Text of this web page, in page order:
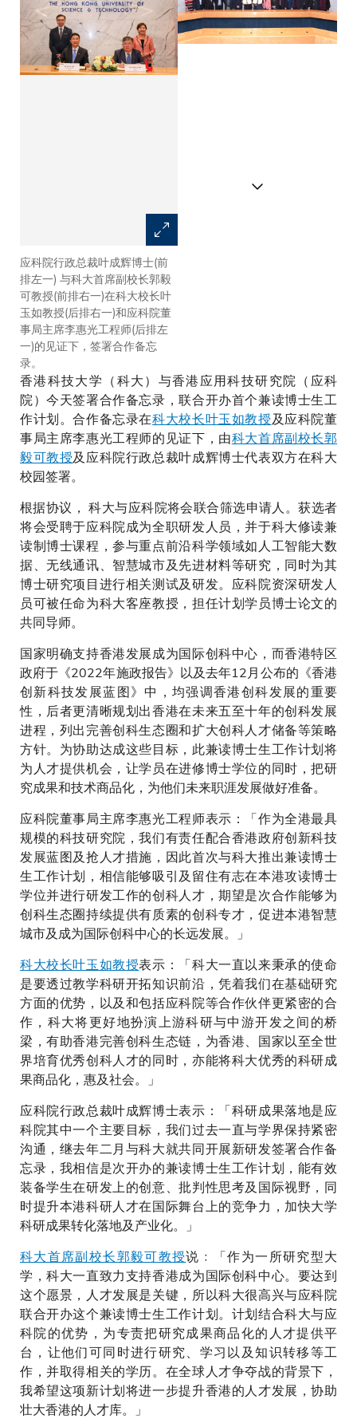
应科院行政总裁叶成辉博士(前
排左一) 与科大首席副校长郭毅
可教授(前排右一)在科大校长叶
玉如教授(后排右一)和应科院董
事局主席李惠光工程师(后排左
一)的见证下，签署合作备忘
录。
叶成辉博士(左七)、应科院副总
裁（集成电路及系统）史训清博
士(左五)、应科院可信及人工智
能技术部门的高级总监张伟伦先
生(左四)与双方管理层合照留
念。
香港科技大学（科大）与香港应用科技研究院（应科
院）今天签署合作备忘录，联合开办首个兼读博士生工
作计划。合作备忘录在科大校长叶玉如教授及应科院董
事局主席李惠光工程师的见证下，由科大首席副校长郭
毅可教授及应科院行政总裁叶成辉博士代表双方在科大
校园签署。
根据协议， 科大与应科院将会联合筛选申请人。获选者
将会受聘于应科院成为全职研发人员，并于科大修读兼
读制博士课程，参与重点前沿科学领域如人工智能大数
据、无线通讯、智慧城市及先进材料等研究，同时为其
博士研究项目进行相关测试及研发。应科院资深研发人
员可被任命为科大客座教授，担任计划学员博士论文的
共同导师。
国家明确支持香港发展成为国际创科中心，而香港特区
政府于《2022年施政报告》以及去年12月公布的《香港
创新科技发展蓝图》中，均强调香港创科发展的重要
性，后者更清晰规划出香港在未来五至十年的创科发展
进程，列出完善创科生态圈和扩大创科人才储备等策略
方针。为协助达成这些目标，此兼读博士生工作计划将
为人才提供机会，让学员在进修博士学位的同时，把研
究成果和技术商品化，为他们未来职涯发展做好准备。
应科院董事局主席李惠光工程师表示：「作为全港最具
规模的科技研究院，我们有责任配合香港政府创新科技
发展蓝图及抢人才措施，因此首次与科大推出兼读博士
生工作计划，相信能够吸引及留住有志在本港攻读博士
学位并进行研发工作的创科人才，期望是次合作能够为
创科生态圈持续提供有质素的创科专才，促进本港智慧
城市及成为国际创科中心的长远发展。」
科大校长叶玉如教授表示：「科大一直以来秉承的使命
是要透过教学科研开拓知识前沿，凭着我们在基础研究
方面的优势，以及和包括应科院等合作伙伴更紧密的合
作，科大将更好地扮演上游科研与中游开发之间的桥
梁，有助香港完善创科生态链，为香港、国家以至全世
界培育优秀创科人才的同时，亦能将科大优秀的科研成
果商品化，惠及社会。」
应科院行政总裁叶成辉博士表示：「科研成果落地是应
科院其中一个主要目标，我们过去一直与学界保持紧密
沟通，继去年二月与科大就共同开展新研发签署合作备
忘录，我相信是次开办的兼读博士生工作计划，能有效
装备学生在研发上的创意、批判性思考及国际视野，同
时提升本港科研人才在国际舞台上的竞争力，加快大学
科研成果转化落地及产业化。」
科大首席副校长郭毅可教授说﹕「作为一所研究型大
学，科大一直致力支持香港成为国际创科中心。要达到
这个愿景，人才发展是关键，所以科大很高兴与应科院
联合开办这个兼读博士生工作计划。计划结合科大与应
科院的优势，为专责把研究成果商品化的人才提供平
台，让他们可同时进行研究、学习以及知识转移等工
作，并取得相关的学历。在全球人才争夺战的背景下，
我希望这项新计划将进一步提升香港的人才发展，协助
壮大香港的人才库。」